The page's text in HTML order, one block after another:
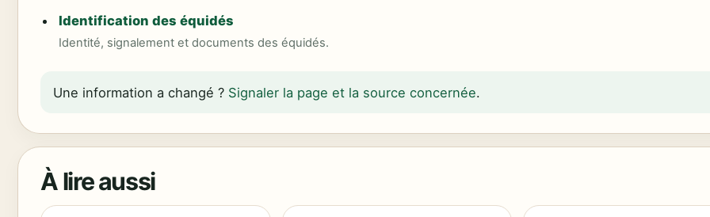
Identification des équidés
Identité, signalement et documents des équidés.
Une information a changé ? Signaler la page et la source concernée.
À lire aussi